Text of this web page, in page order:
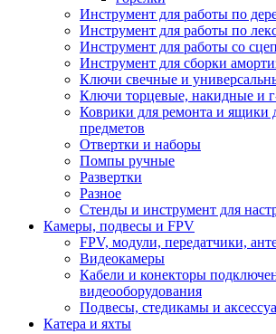
Инструмент для работы по
Инструмент для работы по
Инструмент для работы со
Инструмент для сборки
Ключи свечные и
Ключи торцевые, накидные и
Коврики для ремонта и ящики
предметов
Отвертки и наборы
Помпы ручные
Развертки
Разное
Стенды и инструмент для
Камеры, подвесы и FPV
FPV, модули, передатчики,
Видеокамеры
Кабели и конекторы
видеооборудования
Подвесы, стедикамы и
Катера и яхты